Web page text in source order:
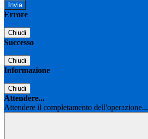
Errore
Chiudi
Successo
Chiudi
Informazione
Chiudi
Attendere...
Attendere il completamento dell'operazione...